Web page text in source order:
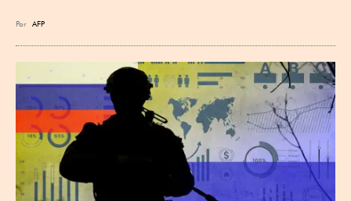
Por AFP